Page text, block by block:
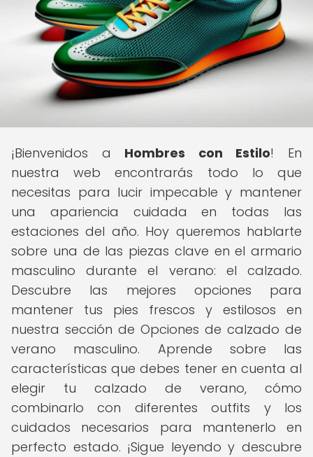
¡Bienvenidos a Hombres con Estilo! En
nuestra web encontrarás todo lo que
necesitas para lucir impecable y mantener
una apariencia cuidada en todas las
estaciones del año. Hoy queremos hablarte
sobre una de las piezas clave en el armario
masculino durante el verano: el calzado.
Descubre las mejores opciones para
mantener tus pies frescos y estilosos en
nuestra sección de Opciones de calzado de
verano masculino. Aprende sobre las
características que debes tener en cuenta al
elegir tu calzado de verano, cómo
combinarlo con diferentes outfits y los
cuidados necesarios para mantenerlo en
perfecto estado. ¡Sigue leyendo y descubre